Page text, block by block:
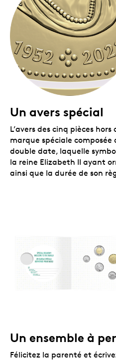
Un avers spécial
L’avers des cinq pièces
marque spéciale composée
double date, laquelle
la reine Elizabeth II ayant
ainsi que la durée de son
Un ensemble à
Félicitez la parenté et